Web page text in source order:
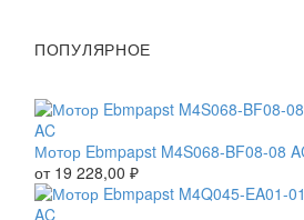
ПОПУЛЯРНОЕ
Мотор Ebmpapst M4S068-BF08-08
от 19 228,00 ₽